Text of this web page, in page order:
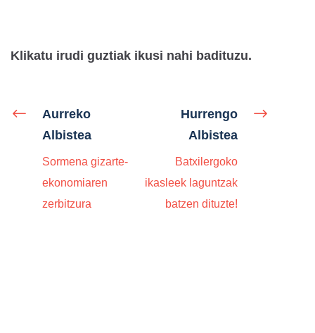
Klikatu irudi guztiak ikusi nahi badituzu.
Aurreko
Albistea
Sormena gizarte-
ekonomiaren
zerbitzura
Hurrengo
Albistea
Batxilergoko
ikasleek laguntzak
batzen dituzte!